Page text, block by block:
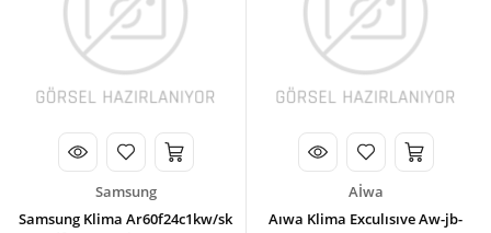
Samsung
Samsung Klima Ar60f24c1kw/sk
Aİwa
Aıwa Klima Exculısıve Aw-jb-